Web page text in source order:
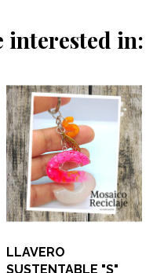
interested in:
LLAVERO
SUSTENTABLE "S"